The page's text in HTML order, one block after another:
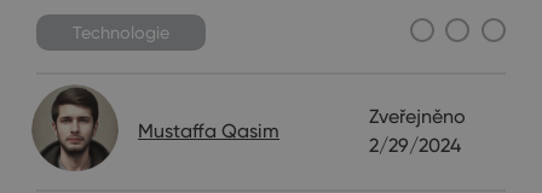
Technologie
Mustaffa Qasim
Zveřejněno
2/29/2024